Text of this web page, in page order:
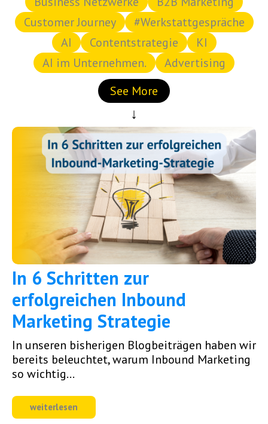
Customer Journey
#Werkstattgespräche
AI
Contentstrategie
KI
AI im Unternehmen.
Advertising
See More
In 6 Schritten zur
erfolgreichen Inbound
Marketing Strategie
In unseren bisherigen Blogbeiträgen haben wir
bereits beleuchtet, warum Inbound Marketing
so wichtig...
weiterlesen